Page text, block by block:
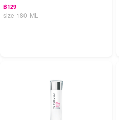
฿129
size 180 ML